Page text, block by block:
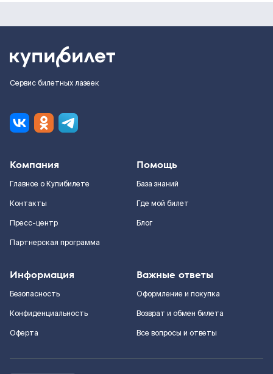
Сервис билетных лазеек
Компания
Главное о Купибилете
Контакты
Пресс-центр
Партнерская программа
Помощь
База знаний
Где мой билет
Блог
Информация
Безопасность
Конфиденциальность
Оферта
Важные ответы
Оформление и покупка
Возврат и обмен билета
Все вопросы и ответы